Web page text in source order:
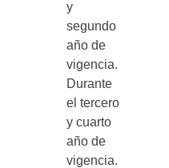
y
segundo
año de
vigencia.
Durante
el tercero
y cuarto
año de
vigencia.